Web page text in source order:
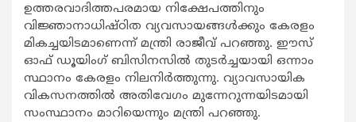
ഉത്തരവാദിത്തപരമായ നിക്ഷേപത്തിനും
വിജ്ഞാനാധിഷ്ഠിത വ്യവസായങ്ങള്‍ക്കും കേരളം
മികച്ചയിടമാണെന്ന് മന്ത്രി രാജീവ് പറഞ്ഞു. ഈസ്
ഓഫ് ഡൂയിംഗ് ബിസിനസില്‍ തുടര്‍ച്ചയായി ഒന്നാം
സ്ഥാനം കേരളം നിലനിര്‍ത്തുന്നു. വ്യാവസായിക
വികസനത്തില്‍ അതിവേഗം മുന്നേറുന്നയിടമായി
സംസ്ഥാനം മാറിയെന്നും മന്ത്രി പറഞ്ഞു.